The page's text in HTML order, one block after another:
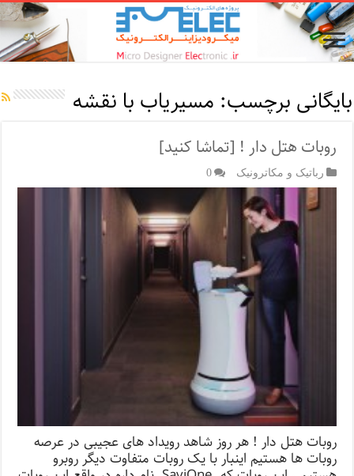
بایگانی برچسب: مسیریاب با نقشه
روبات هتل دار ! [تماشا کنید]
رباتیک و مکاترونیک 0
روبات هتل دار ! هر روز شاهد رویداد های عجیبی در عرصه
روبات ها هستیم اینبار با یک روبات متفاوت دیگر روبرو